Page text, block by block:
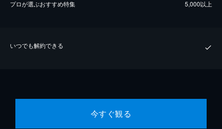
プロが選ぶおすすめ特集 5,000以上
いつでも解約できる
今すぐ観る